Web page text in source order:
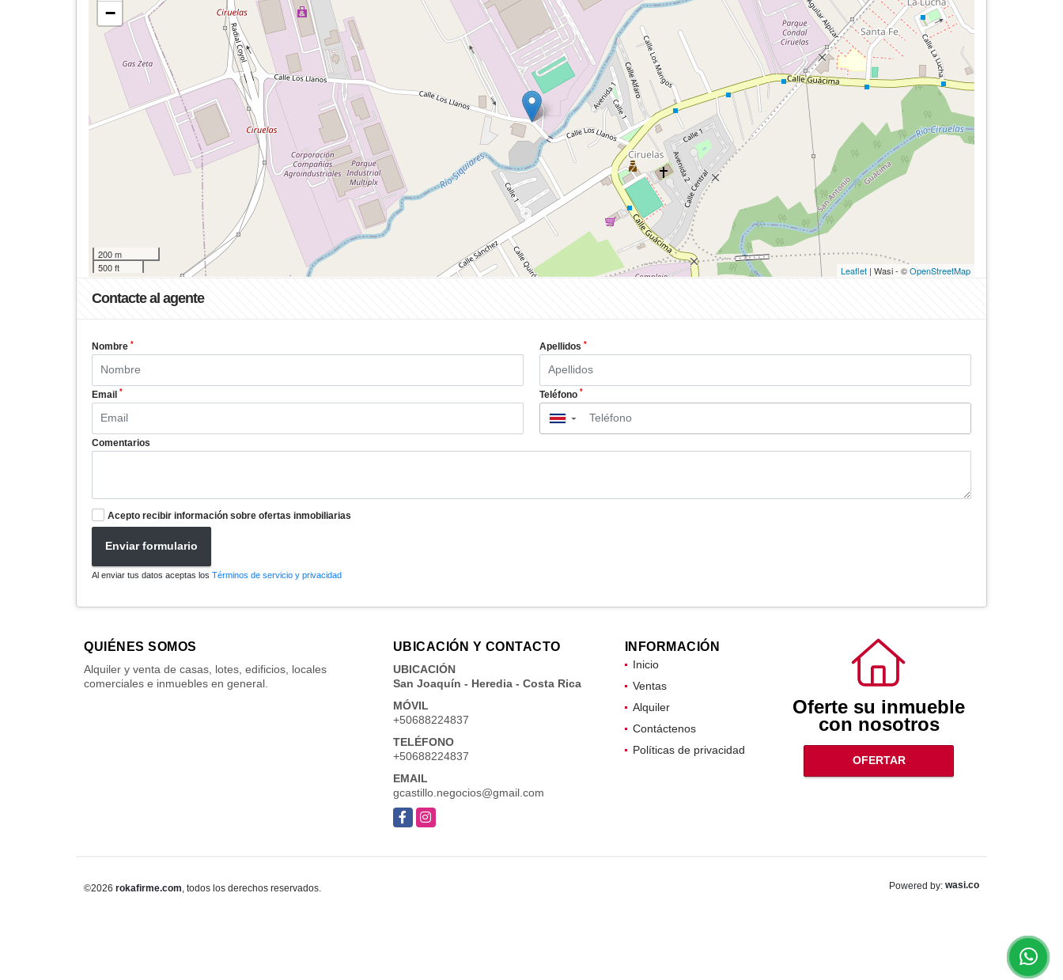
−
200 m
500 ft
Leaflet | Wasi - ©OpenStreetMap
Contacte al agente
Nombre * Apellidos *
Email * Teléfono *
▼
Comentarios
Acepto recibir información sobre ofertas inmobiliarias
Enviar formulario
Al enviar tus datos aceptas los Términos de servicio y privacidad
QUIÉNES SOMOS
Alquiler y venta de casas, lotes, edificios, locales
comerciales e inmuebles en general.
UBICACIÓN Y CONTACTO
UBICACIÓN
San Joaquín - Heredia - Costa Rica
MÓVIL
+50688224837
TELÉFONO
+50688224837
EMAIL
gcastillo.negocios@gmail.com
FacebookInstagram
INFORMACIÓN
Inicio
Ventas
Alquiler
Contáctenos
Políticas de privacidad
Oferte su inmueble
con nosotros
OFERTAR
©2026 rokafirme.com, todos los derechos reservados. Powered by: wasi.co